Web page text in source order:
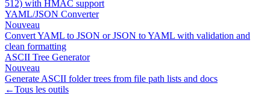
512) with HMAC support
YAML/JSON Converter
Nouveau
Convert YAML to JSON or JSON to YAML with validation and
clean formatting
ASCII Tree Generator
Nouveau
Generate ASCII folder trees from file path lists and docs
←Tous les outils